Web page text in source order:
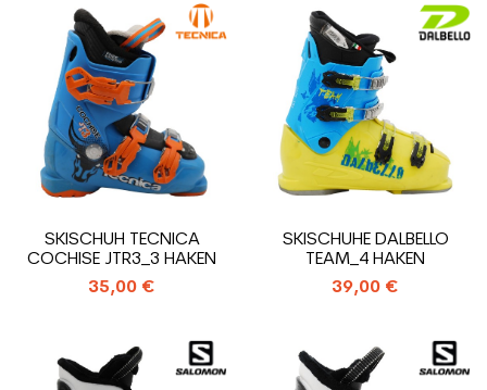
SKISCHUH TECNICA
COCHISE JTR3_3 HAKEN
35,00 €
SKISCHUHE DALBELLO
TEAM_4 HAKEN
39,00 €